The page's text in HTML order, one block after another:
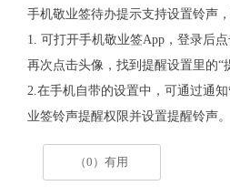
手机敬业签待办提示支持设置铃声
1. 可打开手机敬业签App，登录后
再次点击头像，找到提醒设置里的“
2.在手机自带的设置中，可通过通
业签铃声提醒权限并设置提醒铃声。
（0）有用